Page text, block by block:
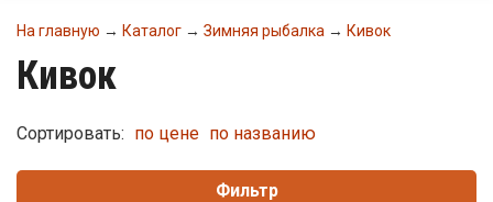
На главную → Каталог → Зимняя рыбалка → Кивок
Кивок
Сортировать: по цене по названию
Фильтр